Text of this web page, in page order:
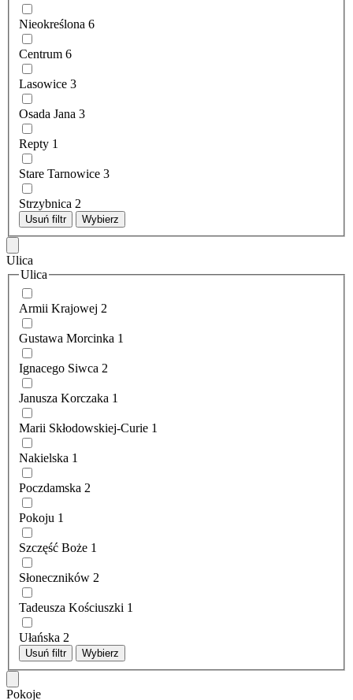
Nieokreślona 6
Centrum 6
Lasowice 3
Osada Jana 3
Repty 1
Stare Tarnowice 3
Strzybnica 2
Usuń filtr Wybierz
Ulica
Ulica
Armii Krajowej 2
Gustawa Morcinka 1
Ignacego Siwca 2
Janusza Korczaka 1
Marii Skłodowskiej-Curie 1
Nakielska 1
Poczdamska 2
Pokoju 1
Szczęść Boże 1
Słoneczników 2
Tadeusza Kościuszki 1
Ułańska 2
Usuń filtr Wybierz
Pokoje